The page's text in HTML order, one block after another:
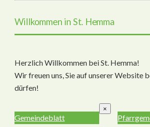
Willkommen in St. Hemma
Herzlich Willkommen bei St. Hemma!
Wir freuen uns, Sie auf unserer Website
dürfen!
Gemeindeblatt
×